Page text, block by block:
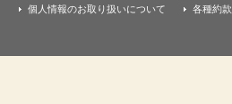
個人情報のお取り扱いについて 各種約款